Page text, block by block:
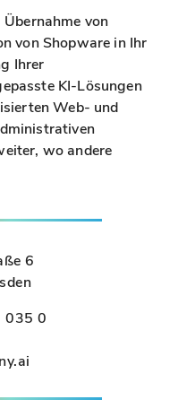
von
von Shopware in Ihr
Ihrer
KI-Lösungen
Web- und
wo andere
6
035 0